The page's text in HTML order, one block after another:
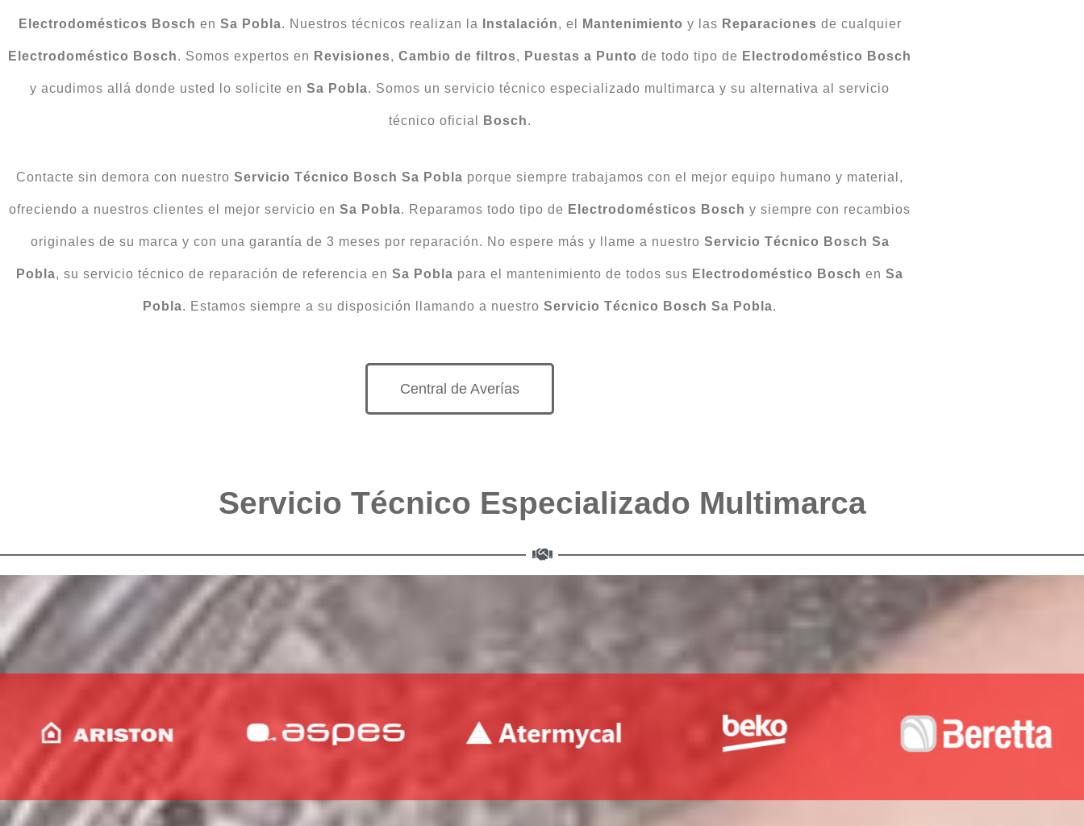
Electrodomésticos Bosch en Sa Pobla. Nuestros técnicos realizan la Instalación, el Mantenimiento y las Reparaciones de cualquier
Electrodoméstico Bosch. Somos expertos en Revisiones, Cambio de filtros, Puestas a Punto de todo tipo de Electrodoméstico Bosch
y acudimos allá donde usted lo solicite en Sa Pobla. Somos un servicio técnico especializado multimarca y su alternativa al servicio
técnico oficial Bosch.
Contacte sin demora con nuestro Servicio Técnico Bosch Sa Pobla porque siempre trabajamos con el mejor equipo humano y material,
ofreciendo a nuestros clientes el mejor servicio en Sa Pobla. Reparamos todo tipo de Electrodomésticos Bosch y siempre con recambios
originales de su marca y con una garantía de 3 meses por reparación. No espere más y llame a nuestro Servicio Técnico Bosch Sa
Pobla, su servicio técnico de reparación de referencia en Sa Pobla para el mantenimiento de todos sus Electrodoméstico Bosch en Sa
Pobla. Estamos siempre a su disposición llamando a nuestro Servicio Técnico Bosch Sa Pobla.
Central de Averías
Servicio Técnico Especializado Multimarca